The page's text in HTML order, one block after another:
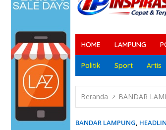
HOME LAMPUNG
Politik Sport Artis
Beranda BANDAR
BANDAR LAMPUNG,